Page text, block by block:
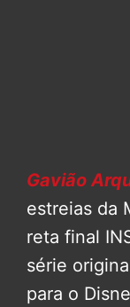
Gavião
estreias da
reta final
série
para o